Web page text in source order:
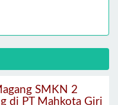
SMKN 2
di PT Mahkota Giri